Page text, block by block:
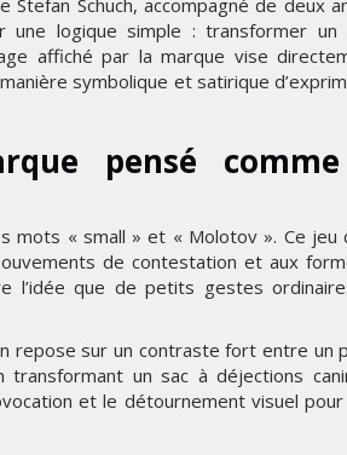
Schuch, accompagné de deux
une logique simple : transformer
affiché par la marque vise
symbolique et satirique
pensé
mots « small » et « Molotov ». Ce
de contestation et aux
l’idée que de petits gestes
repose sur un contraste fort entre un
transformant un sac à déjections
et le détournement visuel
2026